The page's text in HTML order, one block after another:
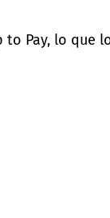
Pay, lo que